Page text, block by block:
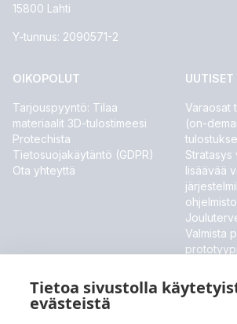
Tietoa sivustolla
evästeistä
15800 Lahti
Y-tunnus: 2090571-2
OIKOPOLUT
Tarjouspyyntö: Tilaa
materiaalit 3D-tulostimeesi
Protechista
Tietosuojakäytäntö (GDPR)
Ota yhteyttä
UUTISET
Varaosat
(on-
Stratasys
lisäävää
Valmista